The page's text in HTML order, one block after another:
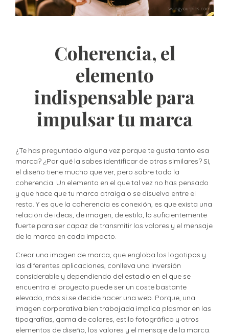
Coherencia, el
elemento
indispensable para
impulsar tu marca
¿Te has preguntado alguna vez porque te gusta tanto esa
marca? ¿Por qué la sabes identificar de otras similares? Sí,
el diseño tiene mucho que ver, pero sobre todo la
coherencia. Un elemento en el que tal vez no has pensado
y que hace que tu marca atraiga o se disuelva entre el
resto. Y es que la coherencia es conexión, es que exista una
relación de ideas, de imagen, de estilo, lo suficientemente
fuerte para ser capaz de transmitir los valores y el mensaje
de la marca en cada impacto.
Crear una imagen de marca, que engloba los logotipos y
las diferentes aplicaciones, conlleva una inversión
considerable y dependiendo del estadio en el que se
encuentra el proyecto puede ser un coste bastante
elevado, más si se decide hacer una web. Porque, una
imagen corporativa bien trabajada implica plasmar en las
tipografías, gama de colores, estilo fotográfico y otros
elementos de diseño, los valores y el mensaje de la marca.